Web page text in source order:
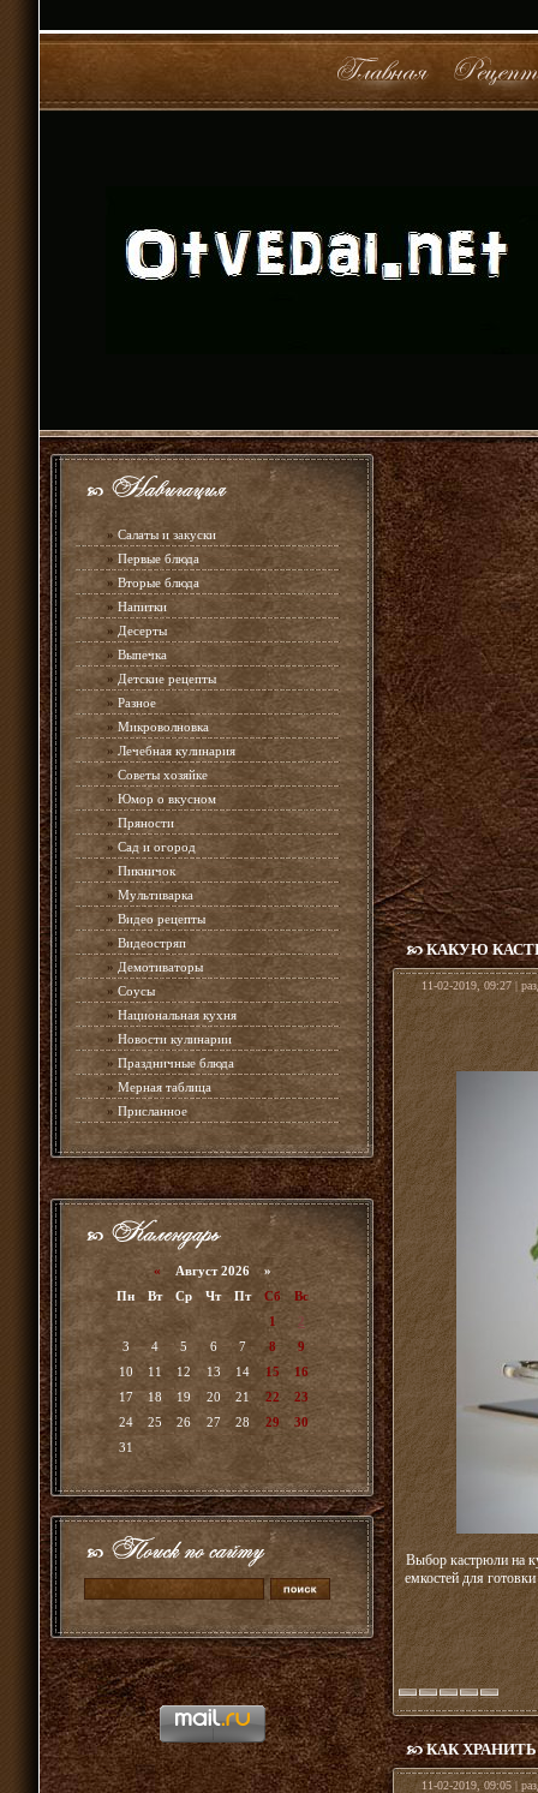
» Салаты и закуски
» Первые блюда
» Вторые блюда
» Напитки
»Десерты
» Выпечка
» Детские рецепты
» Разное
» Микроволновка
» Лечебная кулинария
» Советы хозяйке
» Юмор о вкусном
» Пряности
» Сад и огород
» Пикничок
» Мультиварка
» Видео рецепты
» Видеостряп
» Демотиваторы
» Соусы
» Национальная кухня
» Новости кулинарии
» Праздничные блюда
» Мерная таблица
» Присланное
« Август 2026 »
Пн
Вт Ср Чт Пт Сб
Вс
1
2
3
4 5 6 7 8
9
10
11 12 13 14 15
16
17
18 19 20 21 22
23
24
25 26 27 28 29
30
31
КАКУЮ
11-02-2019, 09:27 |
Выбор кастрюли на
емкостей для
КАК
11-02-2019, 09:05 |